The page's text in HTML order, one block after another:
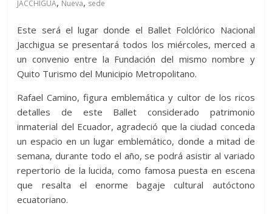
JACCHIGUA Nueva sede
Este será el lugar donde el Ballet Folclórico Nacional
Jacchigua se presentará todos los miércoles, merced a
un convenio entre la Fundación del mismo nombre y
Quito Turismo del Municipio Metropolitano.
Rafael Camino, figura emblemática y cultor de los ricos
detalles de este Ballet considerado patrimonio
inmaterial del Ecuador, agradeció que la ciudad conceda
un espacio en un lugar emblemático, donde a mitad de
semana, durante todo el año, se podrá asistir al variado
repertorio de la lucida, como famosa puesta en escena
que resalta el enorme bagaje cultural autóctono
ecuatoriano.